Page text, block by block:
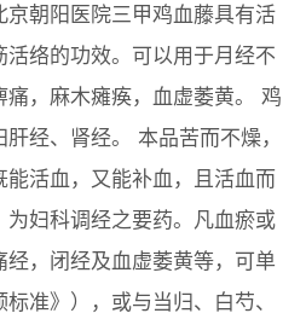
京朝阳医院三甲鸡血藤具有活
络的功效。可以用于月经不
，麻木瘫痪，血虚萎黄。 鸡
经、肾经。 本品苦而不燥，
活血，又能补血，且活血而
为妇科调经之要药。凡血瘀或
，闭经及血虚萎黄等，可单
准》），或与当归、白芍、